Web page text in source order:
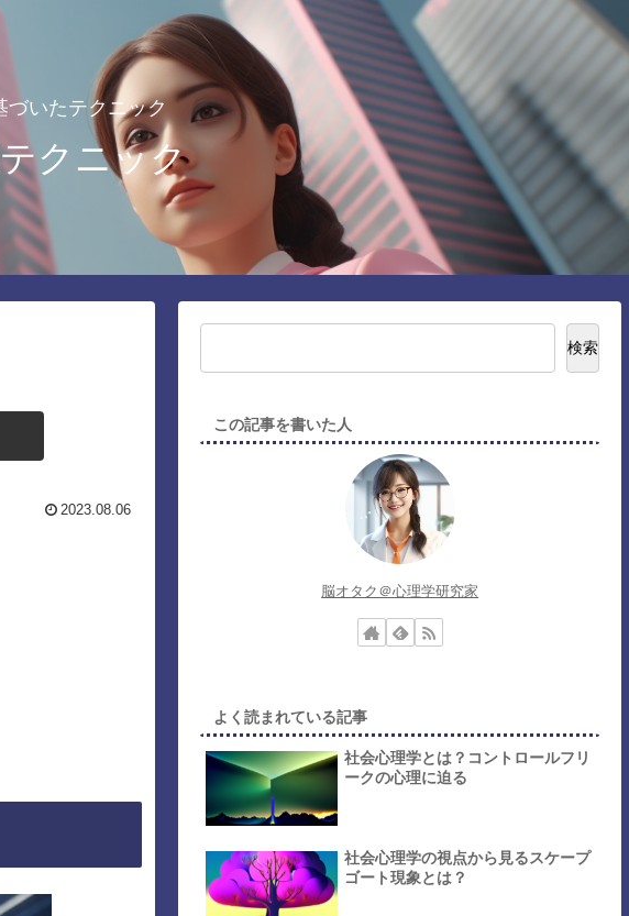
いたテクニック
クニック
2023.08.06
検索
この記事を書いた人
脳オタク＠心理学研究家
よく読まれている記事
社会心理学とは？コントロールフリ
ークの心理に迫る
社会心理学の視点から見るスケープ
ゴート現象とは？